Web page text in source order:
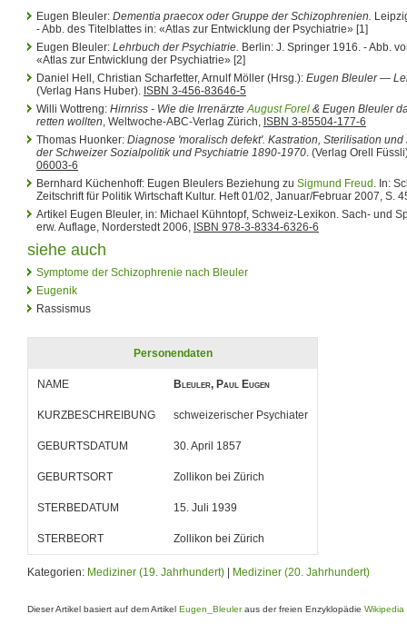
Eugen Bleuler: Dementia praecox oder Gruppe der Schizophrenien.
- Abb. des Titelblattes in: «Atlas zur Entwicklung der Psychiatrie» [1]
Eugen Bleuler: Lehrbuch der Psychiatrie. Berlin: J. Springer 1916. - Abb.
«Atlas zur Entwicklung der Psychiatrie» [2]
Daniel Hell, Christian Scharfetter, Arnulf Möller (Hrsg.): Eugen Bleuler —
(Verlag Hans Huber). ISBN 3-456-83646-5
Willi Wottreng: Hirnriss - Wie die IrrenärzteAugust Forel & Eugen Bleuler
retten wollten, Weltwoche-ABC-Verlag Zürich, ISBN 3-85504-177-6
Thomas Huonker: Diagnose 'moralisch defekt'. Kastration, Sterilisation
der Schweizer Sozialpolitik und Psychiatrie 1890-1970. (Verlag Orell
06003-6
Bernhard Küchenhoff: Eugen Bleulers Beziehung zu Sigmund Freud . In:
Zeitschrift für Politik Wirtschaft Kultur. Heft 01/02, Januar/Februar 2007, S.
Artikel Eugen Bleuler, in: Michael Kühntopf, Schweiz-Lexikon. Sach- und
erw. Auflage, Norderstedt 2006, ISBN 978-3-8334-6326-6
siehe auch
Symptome der Schizophrenie nach Bleuler
Eugenik
Rassismus
Personendaten
NAME Bleuler, Paul Eugen
KURZBESCHREIBUNG schweizerischer Psychiater
GEBURTSDATUM 30. April 1857
GEBURTSORT Zollikon bei Zürich
STERBEDATUM 15. Juli 1939
STERBEORT Zollikon bei Zürich
Kategorien: Mediziner (19. Jahrhundert) Mediziner (20. Jahrhundert)
Dieser Artikel basiert auf dem Artikel Eugen_Bleuleraus der freien Enzyklopädie Wikipedia